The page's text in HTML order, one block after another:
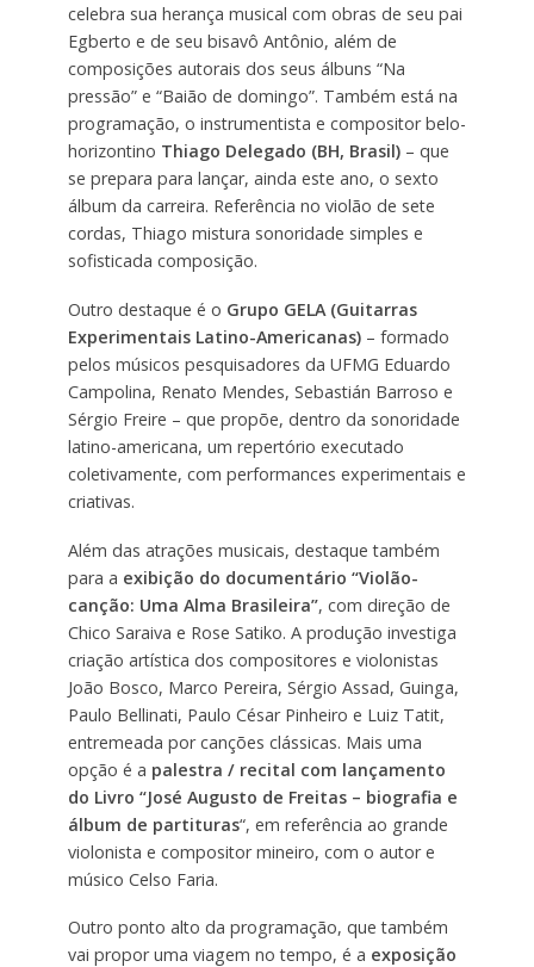
celebra sua herança musical com obras de seu pai
Egberto e de seu bisavô Antônio, além de
composições autorais dos seus álbuns “Na
pressão” e “Baião de domingo”. Também está na
programação, o instrumentista e compositor belo-
horizontino Thiago Delegado (BH, Brasil)– que
se prepara para lançar, ainda este ano, o sexto
álbum da carreira. Referência no violão de sete
cordas, Thiago mistura sonoridade simples e
sofisticada composição.
Outro destaque é o Grupo GELA (Guitarras
Experimentais Latino-Americanas) – formado
pelos músicos pesquisadores da UFMG Eduardo
Campolina, Renato Mendes, Sebastián Barroso e
Sérgio Freire – que propõe, dentro da sonoridade
latino-americana, um repertório executado
coletivamente, com performances experimentais e
criativas.
Além das atrações musicais, destaque também
para a exibição do documentário “Violão-
canção: Uma Alma Brasileira”, com direção de
Chico Saraiva e Rose Satiko. A produção investiga
criação artística dos compositores e violonistas
João Bosco, Marco Pereira, Sérgio Assad, Guinga,
Paulo Bellinati, Paulo César Pinheiro e Luiz Tatit,
entremeada por canções clássicas. Mais uma
opção é a palestra / recital com lançamento
do Livro “José Augusto de Freitas – biografia e
álbum de partituras“, em referência ao grande
violonista e compositor mineiro, com o autor e
músico Celso Faria.
Outro ponto alto da programação, que também
vai propor uma viagem no tempo, é a exposição